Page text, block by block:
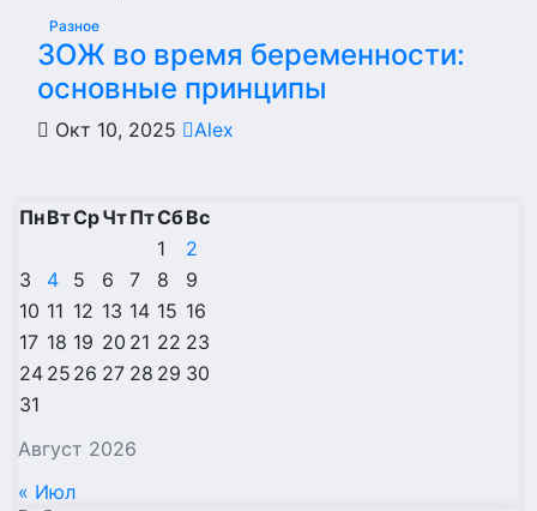
Разное
ЗОЖ во время беременности:
основные принципы
Окт 10, 2025 Alex
Август 2026
ПнВтСрЧтПтСбВс
1
2
3
4 5 6 7 8
9
10 11 12 13 14 15 16
17 18 19 20 21 22 23
24 25 26 27 28 29 30
31
« Июл